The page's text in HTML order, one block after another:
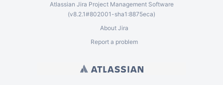
Atlassian Jira Project Management Software
(v8.2.1#802001-sha1:8875eca)
About Jira
Report a problem